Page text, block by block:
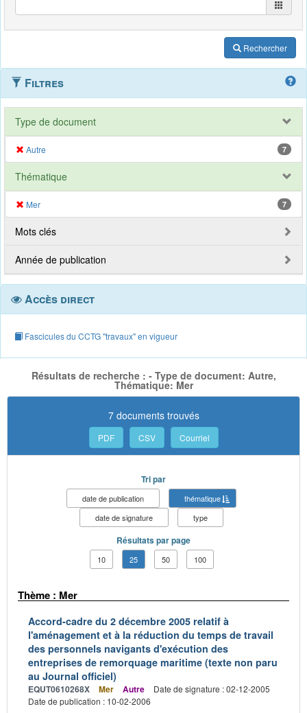
Rechercher
Filtres
Type de document
Autre 7
Thématique
Mer 7
Mots clés
Année de publication
Accès direct
Fascicules du CCTG "travaux" en vigueur
Résultats de recherche : - Type de document: Autre,
Thématique: Mer
7 documents trouvés
PDF CSV Courriel
Tri par
date de publication
thématique
date de signature
type
Résultats par page
10 25 50 100
Thème : Mer
Accord-cadre du 2 décembre 2005 relatif à
l'aménagement et à la réduction du temps de travail
des personnels navigants d'exécution des
entreprises de remorquage maritime (texte non paru
au Journal officiel)
EQUT0610268X Mer Autre
Date de signature : 02-12-2005
Date de publication : 10-02-2006